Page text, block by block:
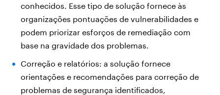
conhecidos. Esse tipo de solução fornece às
organizações pontuações de vulnerabilidades e
podem priorizar esforços de remediação com
base na gravidade dos problemas.
Correção e relatórios: a solução fornece
orientações e recomendações para correção de
problemas de segurança identificados,